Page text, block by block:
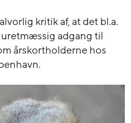
kritik af, at det bl.a.
adgang til
årskortholderne hos